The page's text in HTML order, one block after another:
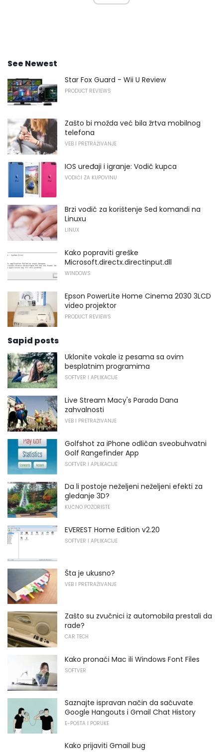
See Newest
Star Fox Guard - Wii U Review
PRODUCT REVIEWS
Zašto bi možda već bila žrtva mobilnog
telefona
VEB I PRETRAŽIVANJE
IOS uređaji i igranje: Vodič kupca
VODIČI ZA KUPOVINU
Brzi vodič za korištenje Sed komandi na
Linuxu
LINUX
Kako popraviti greške
Microsoft.directx.directinput.dll
WINDOWS
Epson PowerLite Home Cinema 2030 3LCD
video projektor
PRODUCT REVIEWS
Sapid posts
Uklonite vokale iz pesama sa ovim
besplatnim programima
SOFTVER I APLIKACIJE
Live Stream Macy's Parada Dana
zahvalnosti
VEB I PRETRAŽIVANJE
Golfshot za iPhone odličan sveobuhvatni
Golf Rangefinder App
SOFTVER I APLIKACIJE
Da li postoje neželjeni neželjeni efekti za
gledanje 3D?
KUĆNO POZORIŠTE
EVEREST Home Edition v2.20
SOFTVER I APLIKACIJE
Šta je ukusno?
VEB I PRETRAŽIVANJE
Zašto su zvučnici iz automobila prestali da
rade?
CAR TECH
Kako pronaći Mac ili Windows Font Files
SOFTVER
Saznajte ispravan način da sačuvate
Google Hangouts i Gmail Chat History
E-POŠTA I PORUKE
Kako prijaviti Gmail bug